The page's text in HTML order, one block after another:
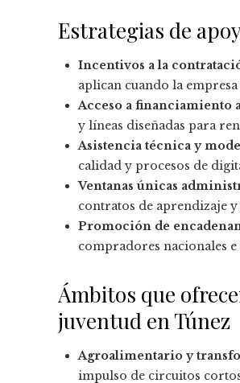
Estrategias de
Incentivos a la
aplican cuando la
Acceso a financiamiento
y líneas diseñadas para
Asistencia técnica y
calidad y procesos de
Ventanas únicas
contratos de aprendizaje
Promoción de
compradores nacionales
Ámbitos que
juventud en Túnez
Agroalimentario y
impulso de circuitos